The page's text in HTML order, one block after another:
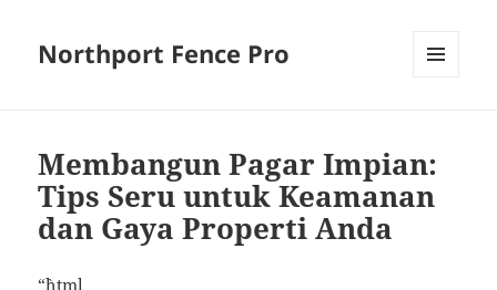
Northport Fence Pro
Membangun Pagar Impian:
Tips Seru untuk Keamanan
dan Gaya Properti Anda
“`html